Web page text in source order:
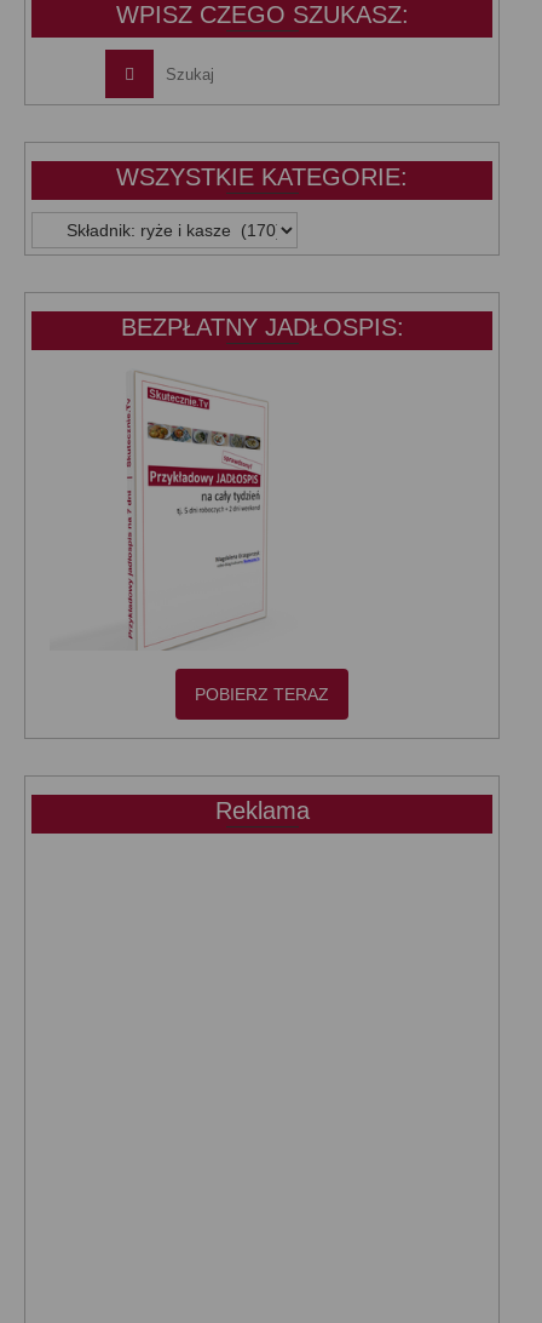
WPISZ CZEGO SZUKASZ:
WSZYSTKIE KATEGORIE:
WSZYSTKIE
KATEGORIE:
BEZPŁATNY JADŁOSPIS:
POBIERZ TERAZ
Reklama